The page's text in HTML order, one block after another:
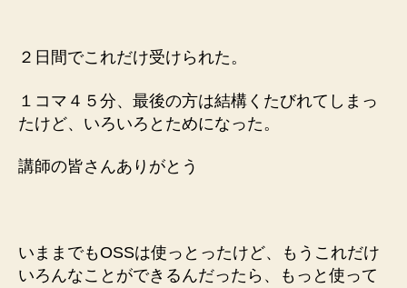
２日間でこれだけ受けられた。
１コマ４５分、最後の方は結構くたびれてしまっ
たけど、いろいろとためになった。
講師の皆さんありがとう
いままでもOSSは使っとったけど、もうこれだけ
いろんなことができるんだったら、もっと使って